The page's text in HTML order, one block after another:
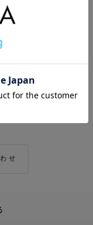
自然体になれ
せ